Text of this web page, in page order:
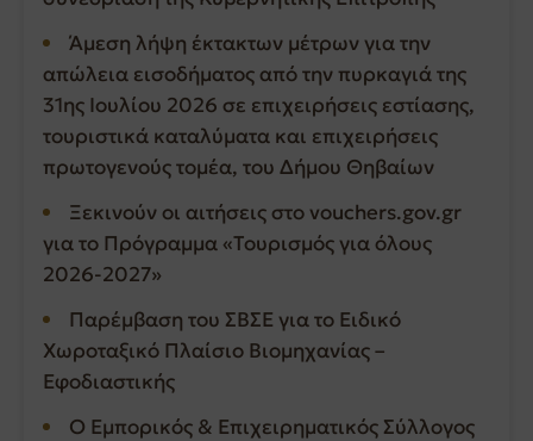
Άμεση λήψη έκτακτων μέτρων για την
απώλεια εισοδήματος από την πυρκαγιά της
31ης Ιουλίου 2026 σε επιχειρήσεις εστίασης,
τουριστικά καταλύματα και επιχειρήσεις
πρωτογενούς τομέα, του Δήμου Θηβαίων
Ξεκινούν οι αιτήσεις στο vouchers.gov.gr
για το Πρόγραμμα «Τουρισμός για όλους
2026-2027»
Παρέμβαση του ΣΒΣΕ για το Ειδικό
Χωροταξικό Πλαίσιο Βιομηχανίας –
Εφοδιαστικής
Ο Εμπορικός & Επιχειρηματικός Σύλλογος